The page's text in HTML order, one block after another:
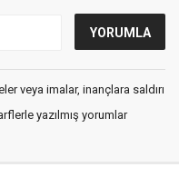
veya imalar, inançlara saldırı
yazılmış yorumlar